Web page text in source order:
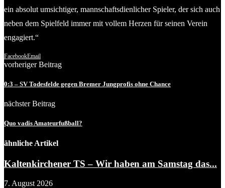
ein absolut umsichtiger, mannschaftsdienlicher Spieler, der sich auch
neben dem Spielfeld immer mit vollem Herzen für seinen Verein
engagiert.“
FacebookEmail
vorheriger Beitrag
0:3 – SV Todesfelde gegen Bremer Jungprofis ohne Chance
nächster Beitrag
Quo vadis Amateurfußball?
ähnliche Artikel
Kaltenkirchener TS – Wir haben am Samstag das...
7. August 2026